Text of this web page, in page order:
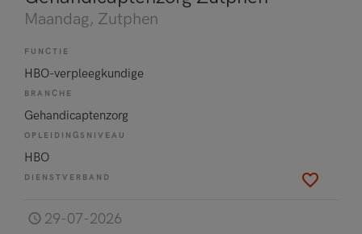
Maandag, Zutphen
FUNCTIE
HBO-verpleegkundige
BRANCHE
Gehandicaptenzorg
OPLEIDINGSNIVEAU
HBO
DIENSTVERBAND
29-07-2026